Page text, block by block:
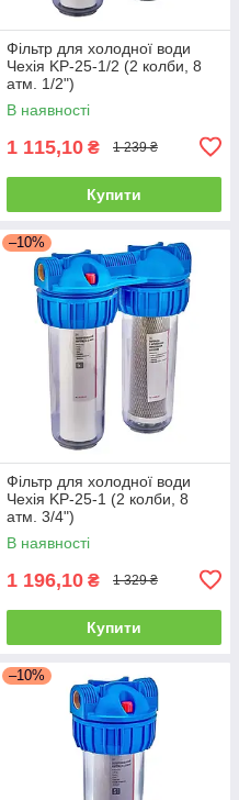
Фільтр для холодної води
Чехія KP-25-1/2 (2 колби, 8
атм. 1/2")
В наявності
1 115,10 ₴ 1 239 ₴
Купити
–10%
Фільтр для холодної води
Чехія KP-25-1 (2 колби, 8
атм. 3/4")
В наявності
1 196,10 ₴ 1 329 ₴
Купити
–10%